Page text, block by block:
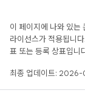
이 페이지에 나와 있는
라이선스가 적용됩니
표 또는 등록 상표입니
최종 업데이트: